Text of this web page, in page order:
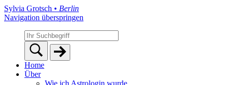
Sylvia Grotsch • Berlin
Navigation überspringen
Home
Über
Wie ich Astrologin wurde